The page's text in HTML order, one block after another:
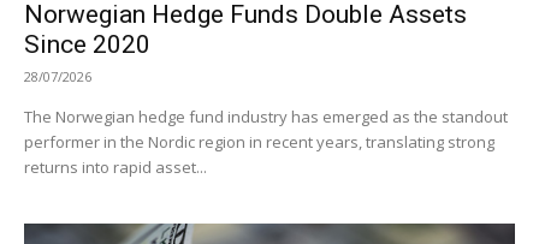
Norwegian Hedge Funds Double Assets
Since 2020
28/07/2026
The Norwegian hedge fund industry has emerged as the standout
performer in the Nordic region in recent years, translating strong
returns into rapid asset...